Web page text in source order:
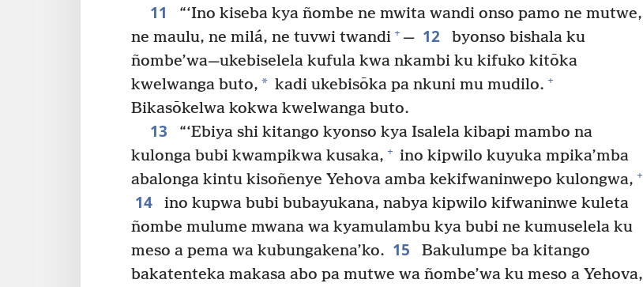
11
“‘Ino kiseba kya ñombe ne mwita wandi onso pamo ne mutwe,
ne maulu, ne milá, ne tuvwi twandi + — 12
byonso bishala ku
ñombe’wa—ukebiselela kufula kwa nkambi ku kifuko kitōka
kwelwanga buto, * kadi ukebisōka pa nkuni mu mudilo. +
Bikasōkelwa kokwa kwelwanga buto.
13
“‘Ebiya shi kitango kyonso kya Isalela kibapi mambo na
kulonga bubi kwampikwa kusaka, + ino kipwilo kuyuka mpika’mba
abalonga kintu kisoñenye Yehova amba kekifwaninwepo kulongwa, +
14
ino kupwa bubi bubayukana, nabya kipwilo kifwaninwe kuleta
ñombe mulume mwana wa kyamulambu kya bubi ne kumuselela ku
meso a pema wa kubungakena’ko. 15
Bakulumpe ba kitango
bakatenteka makasa abo pa mutwe wa ñombe’wa ku meso a Yehova,